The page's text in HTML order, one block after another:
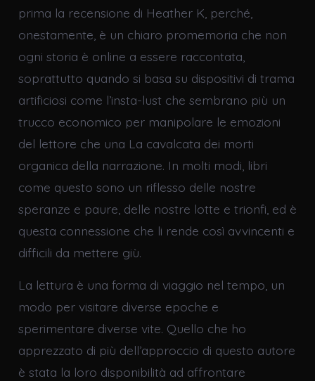
prima la recensione di Heather K, perché,
onestamente, è un chiaro promemoria che non
ogni storia è online a essere raccontata,
soprattutto quando si basa su dispositivi di trama
artificiosi come l’insta-lust che sembrano più un
trucco economico per manipolare le emozioni
del lettore che una La cavalcata dei morti
organica della narrazione. In molti modi, libri
come questo sono un riflesso delle nostre
speranze e paure, delle nostre lotte e trionfi, ed è
questa connessione che li rende così avvincenti e
difficili da mettere giù.
La lettura è una forma di viaggio nel tempo, un
modo per visitare diverse epoche e
sperimentare diverse vite. Quello che ho
apprezzato di più dell’approccio di questo autore
è stata la loro disponibilità ad affrontare